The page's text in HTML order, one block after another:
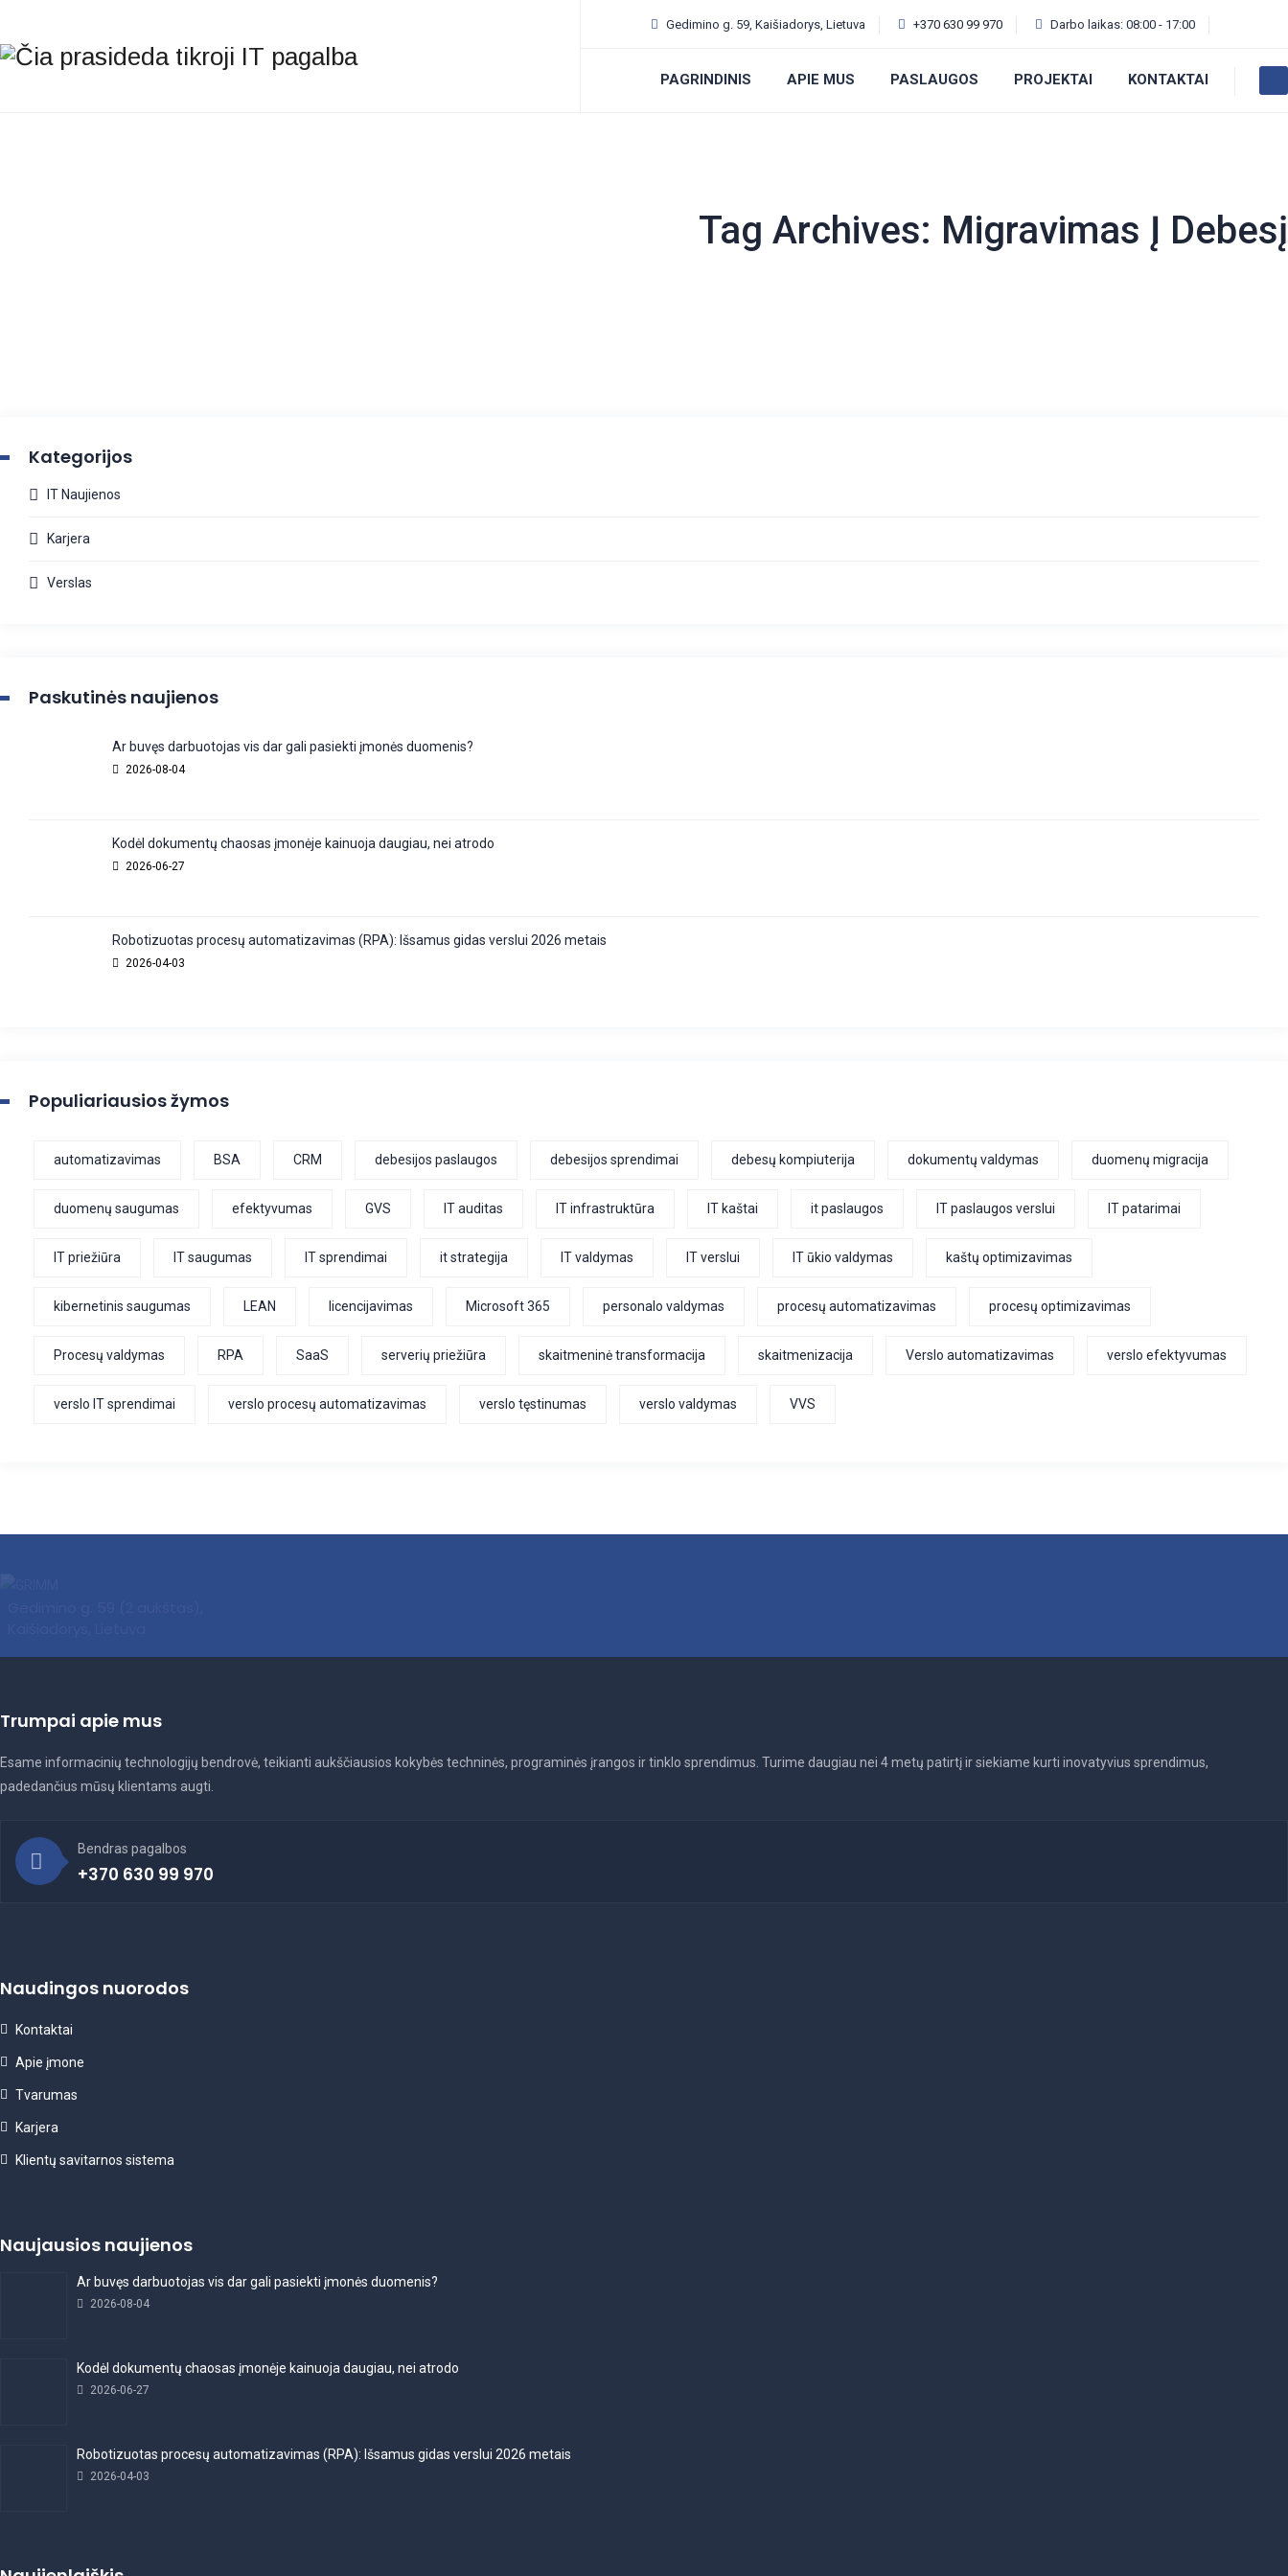
Gedimino g. 59, Kaišiadorys, Lietuva +370 630 99 970 Darbo laikas: 08:00 - 17:00
PAGRINDINIS APIE MUS PASLAUGOS PROJEKTAI KONTAKTAI
Tag Archives: Migravimas Į Debesį
Kategorijos
IT Naujienos
Karjera
Verslas
Paskutinės naujienos
Ar buvęs darbuotojas vis dar gali pasiekti įmonės duomenis?
2026-08-04
Kodėl dokumentų chaosas įmonėje kainuoja daugiau, nei atrodo
2026-06-27
Robotizuotas procesų automatizavimas (RPA): Išsamus gidas verslui 2026 metais
2026-04-03
Populiariausios žymos
automatizavimas BSA CRM debesijos paslaugos debesijos sprendimai debesų kompiuterija dokumentų valdymas duomenų migracija
duomenų saugumas efektyvumas GVS IT auditas IT infrastruktūra IT kaštai it paslaugos IT paslaugos verslui IT patarimai
IT priežiūra IT saugumas IT sprendimai it strategija IT valdymas IT verslui IT ūkio valdymas kaštų optimizavimas
kibernetinis saugumas LEAN licencijavimas Microsoft 365 personalo valdymas procesų automatizavimas procesų optimizavimas
Procesų valdymas RPA SaaS serverių priežiūra skaitmeninė transformacija skaitmenizacija Verslo automatizavimas verslo efektyvumas
verslo IT sprendimai verslo procesų automatizavimas verslo tęstinumas verslo valdymas VVS
Trumpai apie mus
Esame informacinių technologijų bendrovė, teikianti aukščiausios kokybės techninės, programinės įrangos ir tinklo sprendimus. Turime daugiau nei 4 metų patirtį ir siekiame kurti inovatyvius sprendimus,
padedančius mūsų klientams augti.
Bendras pagalbos
+370 630 99 970
Naudingos nuorodos
Kontaktai
Apie įmone
Tvarumas
Karjera
Klientų savitarnos sistema
Naujausios naujienos
Ar buvęs darbuotojas vis dar gali pasiekti įmonės duomenis?
2026-08-04
Kodėl dokumentų chaosas įmonėje kainuoja daugiau, nei atrodo
2026-06-27
Robotizuotas procesų automatizavimas (RPA): Išsamus gidas verslui 2026 metais
2026-04-03